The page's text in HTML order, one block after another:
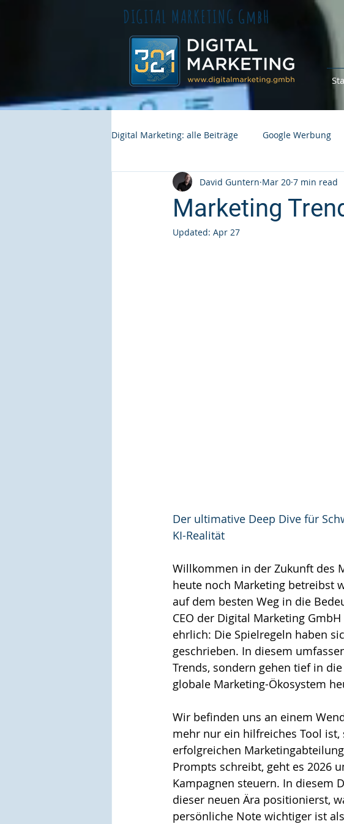
DIGITAL MARKETING GmbH
Digital Marketing: alle Beiträge Google Werbung
GEO Sichtbarkeit
Marketing
David Guntern Mar 20 7 min read
Updated: Apr 27
Der ultimative Deep Dive für
KI-Realität
Willkommen in der Zukunft des
heute noch Marketing betreibst
auf dem besten Weg in die
CEO der Digital Marketing
ehrlich: Die Spielregeln haben
geschrieben. In diesem
Trends, sondern gehen tief in
globale Marketing-Ökosystem
Wir befinden uns an einem
mehr nur ein hilfreiches Tool
erfolgreichen
Prompts schreibt, geht es 2026
Kampagnen steuern. In diesem
dieser neuen Ära positionierst,
persönliche Note wichtiger ist